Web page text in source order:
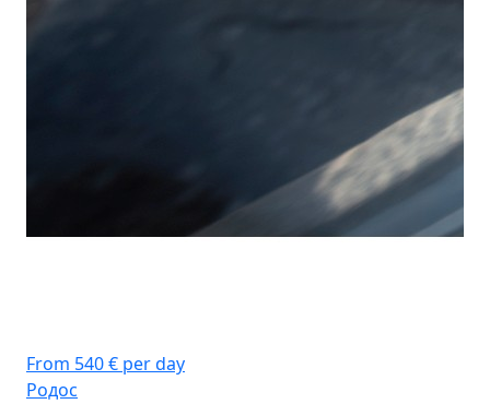
From 540 € per day
Родос